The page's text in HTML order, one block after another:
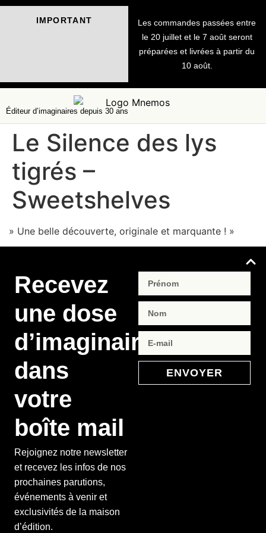
IMPORTANT
Les commandes passées entre
le 20 juillet et le 7 août seront
préparées et livrées à partir du
10 août.
Éditeur d’imaginaires depuis 30 ans
Le Silence des lys
tigrés –
Sweetshelves
» Une belle découverte, originale et marquante ! »
Recevez
une dose
d’imaginaire
dans
votre
boîte mail
Rejoignez notre newsletter
et recevez les infos de nos
prochaines parutions,
événements à venir et
exclusivités de la maison
d’édition.
ENVOYER